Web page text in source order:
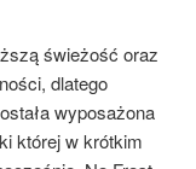
świeżość oraz
dlatego
wyposażona
której w krótkim